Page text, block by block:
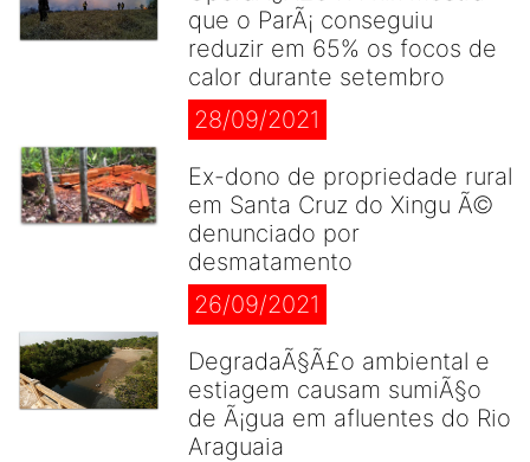
que o ParÃ¡ conseguiu
reduzir em 65% os focos de
calor durante setembro
28/09/2021
Ex-dono de propriedade rural
em Santa Cruz do Xingu Ã©
denunciado por
desmatamento
26/09/2021
DegradaÃ§Ã£o ambiental e
estiagem causam sumiÃ§o
de Ã¡gua em afluentes do Rio
Araguaia